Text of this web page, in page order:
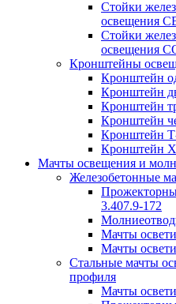
Стойки
освещения
Стойки
освещения
Кронштейны
Кронштейн
Кронштейн
Кронштейн
Кронштейн
Кронштейн
Кронштейн
Мачты освещения и
Железобетонные
3.407.9-172
Мачты
Мачты
Стальные мачты
профиля
Мачты